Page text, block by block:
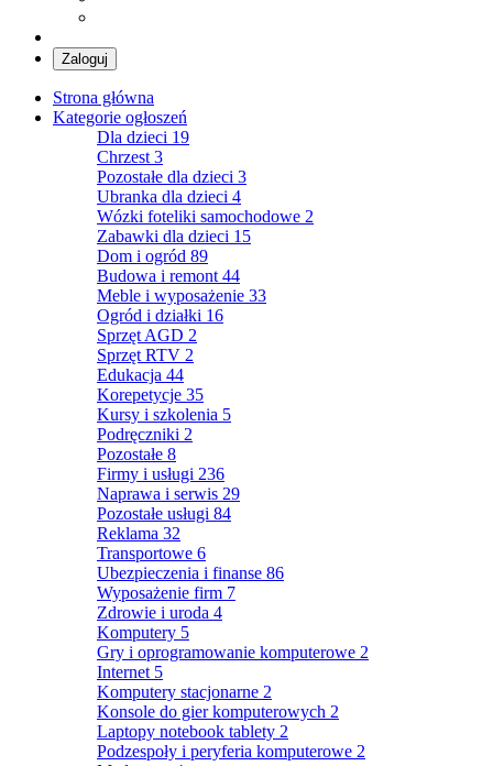
Zaloguj
Strona główna
Kategorie ogłoszeń
Dla dzieci 19
Chrzest 3
Pozostałe dla dzieci 3
Ubranka dla dzieci 4
Wózki foteliki samochodowe 2
Zabawki dla dzieci 15
Dom i ogród 89
Budowa i remont 44
Meble i wyposażenie 33
Ogród i działki 16
Sprzęt AGD 2
Sprzęt RTV 2
Edukacja 44
Korepetycje 35
Kursy i szkolenia 5
Podręczniki 2
Pozostałe 8
Firmy i usługi 236
Naprawa i serwis 29
Pozostałe usługi 84
Reklama 32
Transportowe 6
Ubezpieczenia i finanse 86
Wyposażenie firm 7
Zdrowie i uroda 4
Komputery 5
Gry i oprogramowanie komputerowe 2
Internet 5
Komputery stacjonarne 2
Konsole do gier komputerowych 2
Laptopy notebook tablety 2
Podzespoły i peryferia komputerowe 2